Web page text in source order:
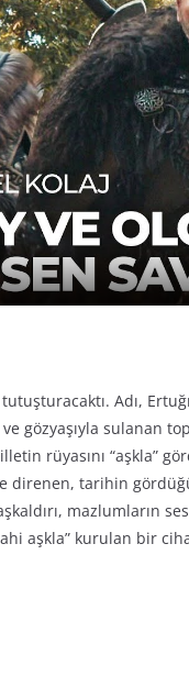
Adı,
gözyaşıyla sulanan
rüyasını “aşkla”
direnen, tarihin
mazlumların
aşkla” kurulan bir